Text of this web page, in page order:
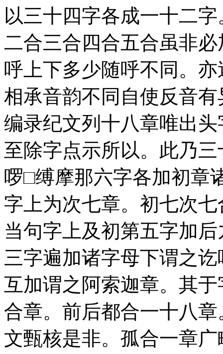
以三十四字各成一十二
二合三合四合五合虽非
呼上下多少随呼不同。
相承音韵不同自使反音
编录纪文列十八章唯出
至除字点示所以。此乃
啰□缚摩那六字各加初章
字上为次七章。初七次
当句字上及初第五字加
三字遍加诸字母下谓之
互加谓之阿索迦章。其
合章。前后都合一十八
文甄核是非。孤合一章